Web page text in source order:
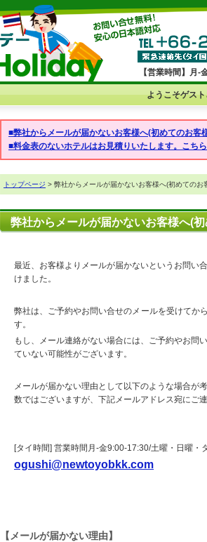
【営業時間】月
ようこそゲス
■弊社からメールが届かないお客様へ(初めてのお客
■料金表のないホテルはお見積りいたします。こち
トップページ > 弊社からメールが届かないお客様へ(初めてのお
弊社からメールが届かないお客様へ(
最近、お客様よりメールが届かないというお問い
けました。
弊社は、ご予約やお問い合せのメールを受けてか
す。
もし、メール連絡がない場合には、ご予約やお問
ていない可能性がございます。
メールが届かない理由として以下のような場合が
数ではございますが、下記メールアドレス宛にご連
[タイ時間] 営業時間月-金9:00-17:30/土曜・日曜・
ogushi@newtoyobkk.com
【メールが届かない理由】